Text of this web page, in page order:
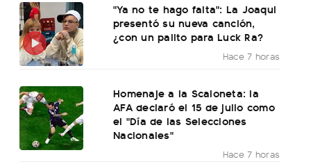
"Ya no te hago falta": La Joaqui
presentó su nueva canción,
¿con un palito para Luck Ra?
Hace 7 horas
Homenaje a la Scaloneta: la
AFA declaró el 15 de julio como
el "Día de las Selecciones
Nacionales"
Hace 7 horas